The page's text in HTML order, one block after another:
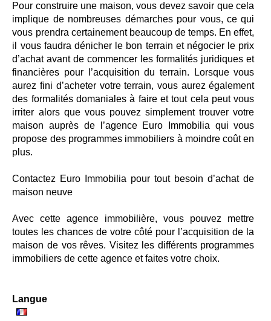
Pour construire une maison, vous devez savoir que cela
implique de nombreuses démarches pour vous, ce qui
vous prendra certainement beaucoup de temps. En effet,
il vous faudra dénicher le bon terrain et négocier le prix
d’achat avant de commencer les formalités juridiques et
financières pour l’acquisition du terrain. Lorsque vous
aurez fini d’acheter votre terrain, vous aurez également
des formalités domaniales à faire et tout cela peut vous
irriter alors que vous pouvez simplement trouver votre
maison auprès de l’agence Euro Immobilia qui vous
propose des programmes immobiliers à moindre coût en
plus.
Contactez Euro Immobilia pour tout besoin d’achat de
maison neuve
Avec cette agence immobilière, vous pouvez mettre
toutes les chances de votre côté pour l’acquisition de la
maison de vos rêves. Visitez les différents programmes
immobiliers de cette agence et faites votre choix.
Langue